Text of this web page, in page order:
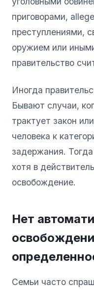
приговорами,
преступлениями,
оружием или
правительство
Иногда
Бывают случаи,
трактует закон
человека к
задержания.
хотя в
освобождение.
Нет
Семьи часто